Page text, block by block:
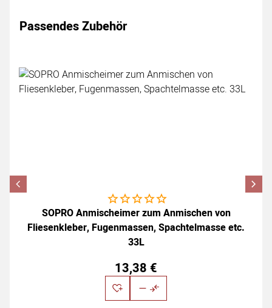
Passendes Zubehör
Zubehör überspringen
Noch keine Bewertungen abgegeben
SOPRO Anmischeimer zum Anmischen von
Fliesenkleber, Fugenmassen, Spachtelmasse etc.
33L
13,38 €